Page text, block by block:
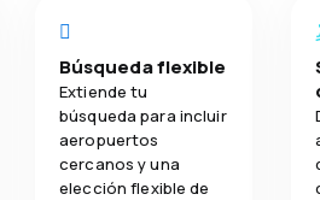
Búsqueda flexible
Extiende tu
búsqueda para incluir
aeropuertos
cercanos y una
elección flexible de